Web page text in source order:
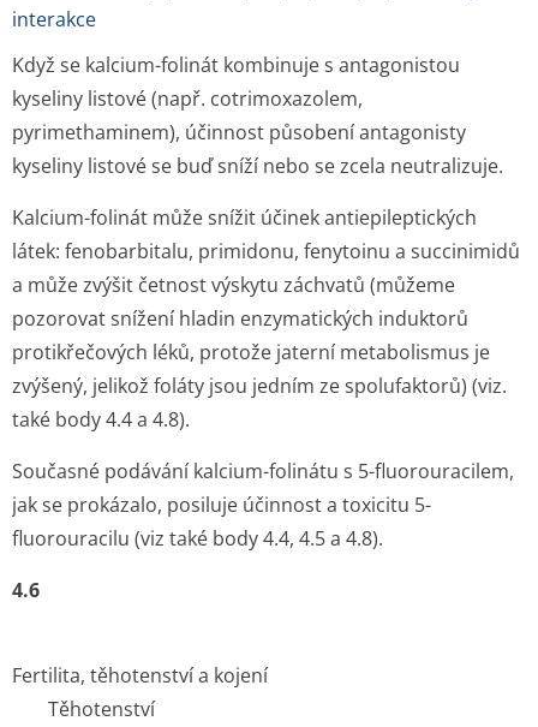
interakce
Když se kalcium-folinát kombinuje s antagonistou
kyseliny listové (např. cotrimoxazolem,
pyrimethaminem), účinnost působení antagonisty
kyseliny listové se buď sníží nebo se zcela neutralizuje.
Kalcium-folinát může snížit účinek antiepileptických
látek: fenobarbitalu, primidonu, fenytoinu a succinimidů
a může zvýšit četnost výskytu záchvatů (můžeme
pozorovat snížení hladin enzymatických induktorů
protikřečových léků, protože jaterní metabolismus je
zvýšený, jelikož foláty jsou jedním ze spolufaktorů) (viz.
také body 4.4 a 4.8).
Současné podávání kalcium-folinátu s 5-fluorouracilem,
jak se prokázalo, posiluje účinnost a toxicitu 5-
fluorouracilu (viz také body 4.4, 4.5 a 4.8).
4.6
Fertilita, těhotenství a kojení
Těhotenství